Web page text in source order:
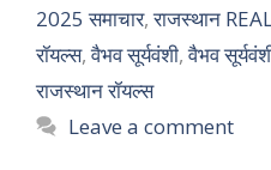
2025 समाचार,राजस्थान
रॉयल्स,वैभव सूर्यवंशी,वैभव
राजस्थान रॉयल्स
Leave a comment